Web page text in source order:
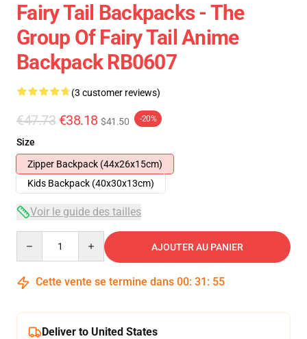
Fairy Tail Backpacks - The
Group Of Fairy Tail Anime
Backpack RB0607
(3 customer reviews)
€47.73 €38.18 $41.50 -20%
Size
Zipper Backpack (44x26x15cm)
Kids Backpack (40x30x13cm)
Voir le guide des tailles
AJOUTER AU PANIER
Cette vente se termine dans 00: 31 : 54
Deliver to United States